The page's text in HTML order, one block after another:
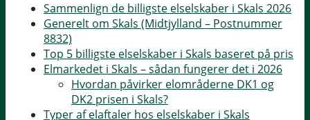
Sammenlign de billigste elselskaber i Skals 2026
Generelt om Skals (Midtjylland – Postnummer
8832)
Top 5 billigste elselskaber i Skals baseret på pris
Elmarkedet i Skals – sådan fungerer det i 2026
Hvordan påvirker elområderne DK1 og
DK2 prisen i Skals?
Typer af elaftaler hos elselskaber i Skals